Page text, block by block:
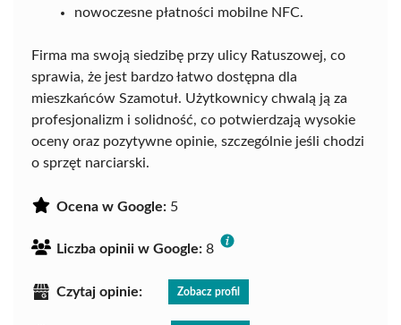
nowoczesne płatności mobilne NFC.
Firma ma swoją siedzibę przy ulicy Ratuszowej, co
sprawia, że jest bardzo łatwo dostępna dla
mieszkańców Szamotuł. Użytkownicy chwalą ją za
profesjonalizm i solidność, co potwierdzają wysokie
oceny oraz pozytywne opinie, szczególnie jeśli chodzi
o sprzęt narciarski.
Ocena w Google: 5
Liczba opinii w Google: 8
Czytaj opinie: Zobacz profil